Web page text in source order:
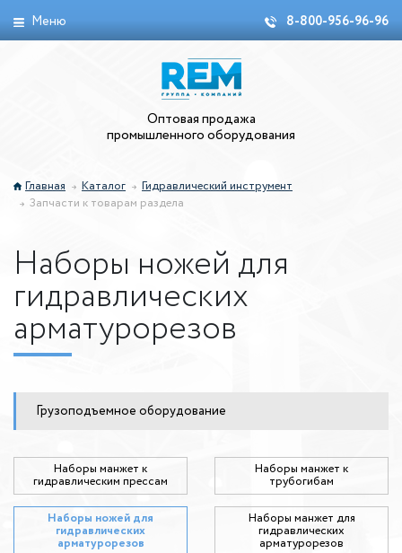
Меню 8-800-956-96-96
Оптовая продажа
промышленного оборудования
Главная Каталог
Гидравлический инструмент
Запчасти к товарам раздела
Наборы ножей для
гидравлических
арматурорезов
Грузоподъемное оборудование
Наборы манжет к
гидравлическим прессам
Наборы манжет к
трубогибам
Наборы ножей для
гидравлических
арматурорезов
Наборы манжет для
гидравлических
арматурорезов